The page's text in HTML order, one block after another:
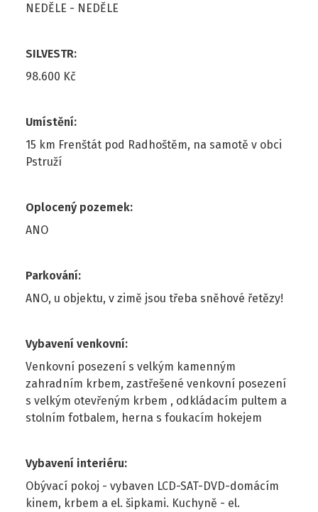
NEDĚLE - NEDĚLE
SILVESTR:
98.600 Kč
Umístění:
15 km Frenštát pod Radhoštěm, na samotě v obci
Pstruží
Oplocený pozemek:
ANO
Parkování:
ANO, u objektu, v zimě jsou třeba sněhové řetězy!
Vybavení venkovní:
Venkovní posezení s velkým kamenným
zahradním krbem, zastřešené venkovní posezení
s velkým otevřeným krbem , odkládacím pultem a
stolním fotbalem, herna s foukacím hokejem
Vybavení interiéru:
Obývací pokoj - vybaven LCD-SAT-DVD-domácím
kinem, krbem a el. šipkami. Kuchyně - el.